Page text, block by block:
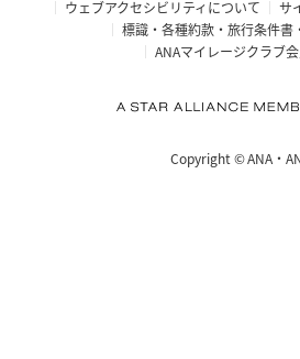
ウェブアクセシビリティについて
サ
標識・各種約款・旅行条件書
ANAマイレージクラブ
Copyright ©ANA・